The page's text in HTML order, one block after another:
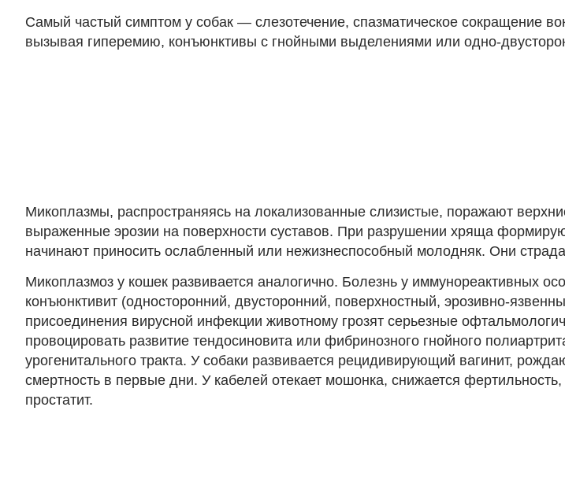
Самый частый симптом у собак — слезотечение, спазматическое сокращение
вызывая гиперемию, конъюнктивы с гнойными выделениями или одно-
Микоплазмы, распространяясь на локализованные слизистые, поражают
выраженные эрозии на поверхности суставов. При разрушении хряща
начинают приносить ослабленный или нежизнеспособный молодняк. Они
Микоплазмоз у кошек развивается аналогично. Болезнь у иммунореактивных
конъюнктивит (односторонний, двусторонний, поверхностный, эрозивно-
присоединения вирусной инфекции животному грозят серьезные
провоцировать развитие тендосиновита или фибринозного гнойного
урогенитального тракта. У собаки развивается рецидивирующий вагинит,
смертность в первые дни. У кабелей отекает мошонка, снижается фертильность,
простатит.